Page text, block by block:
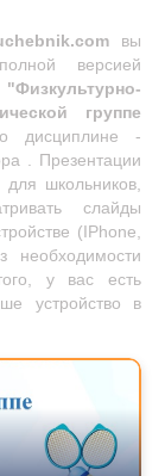
вы
версией
группе
дисциплине -
. Презентации
школьников,
слайды
(IPhone,
необходимости
у вас есть
устройство в